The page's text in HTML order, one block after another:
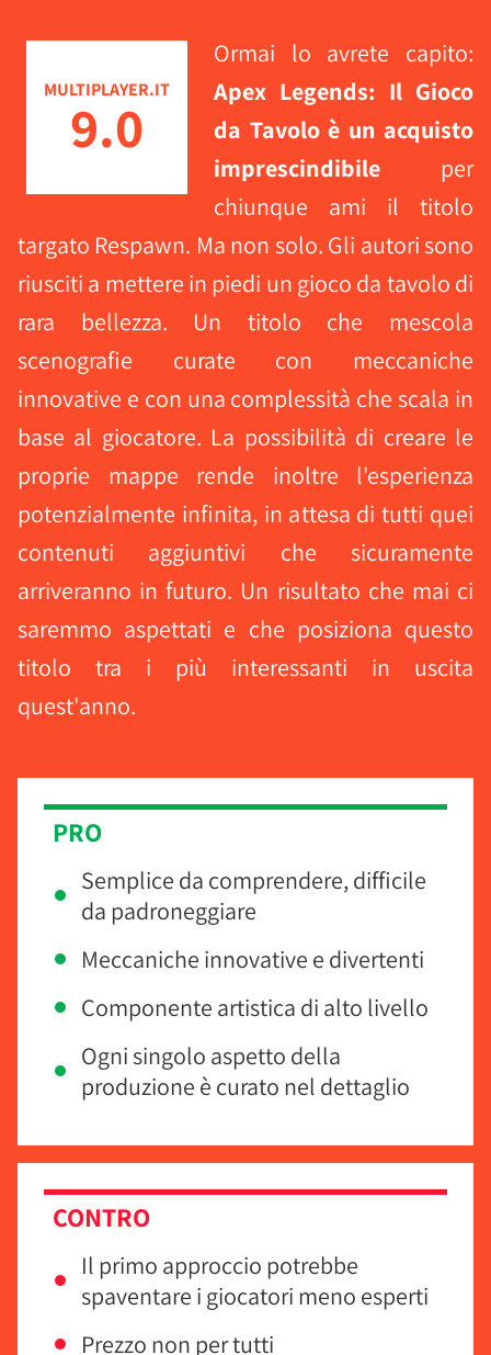
MULTIPLAYER.IT
9.0
Ormai lo avrete capito:
Apex Legends: Il Gioco
da Tavolo è un acquisto
imprescindibile per
chiunque ami il titolo
targato Respawn. Ma non solo. Gli autori sono
riusciti a mettere in piedi un gioco da tavolo di
rara bellezza. Un titolo che mescola
scenografie curate con meccaniche
innovative e con una complessità che scala in
base al giocatore. La possibilità di creare le
proprie mappe rende inoltre l'esperienza
potenzialmente infinita, in attesa di tutti quei
contenuti aggiuntivi che sicuramente
arriveranno in futuro. Un risultato che mai ci
saremmo aspettati e che posiziona questo
titolo tra i più interessanti in uscita
quest'anno.
PRO
Semplice da comprendere, difficile
da padroneggiare
Meccaniche innovative e divertenti
Componente artistica di alto livello
Ogni singolo aspetto della
produzione è curato nel dettaglio
CONTRO
Il primo approccio potrebbe
spaventare i giocatori meno esperti
Prezzo non per tutti